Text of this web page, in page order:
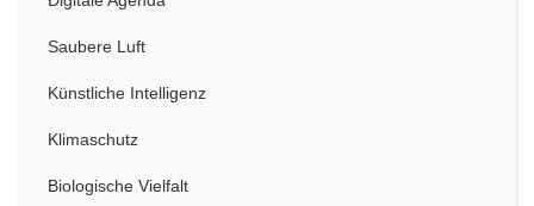
Saubere Luft
Künstliche Intelligenz
Klimaschutz
Biologische Vielfalt